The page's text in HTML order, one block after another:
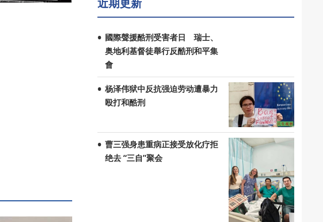
近期更新
國際聲援酷刑受害者日 瑞士、
奥地利基督徒舉行反酷刑和平集
會
杨泽伟狱中反抗强迫劳动遭暴力
殴打和酷刑
曹三强身患重病正接受放化疗拒
绝去 “三自”聚会